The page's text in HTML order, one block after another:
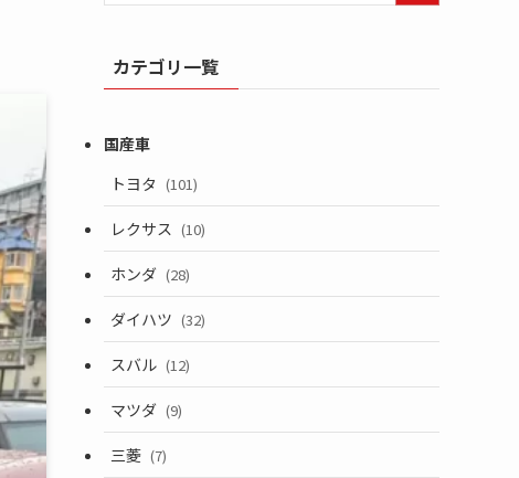
カテゴリ一覧
トヨタ (101)
レクサス (10)
ホンダ (28)
ダイハツ (32)
スバル (12)
マツダ (9)
三菱 (7)